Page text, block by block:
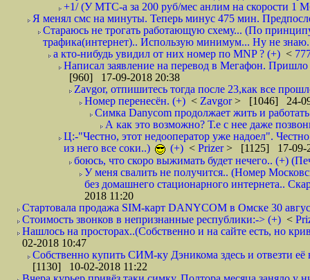
+1/ (У МТС-а за 200 руб/мес анлим на скорости 1
Я менял смс на минуты. Теперь минус 475 мин.
Стараюсь не трогать работающую схему... (По
трафика(интернет).. Использую минимум... Ну не
а кто-нибудь увидил от них номер по MNP ? (+) <
Написал заявление на перевод в Мегафон.
[960] 17-09-2018 20:38
Zavgor, отпишитесь тогда после 23,как все
Номер перенесён. (+) < Zavgor> [1046] 24-
Симка Danycom продолжает жить и
А как это возможно? Т.е с нее даже
Ц:-"Честно, этот недооператор уже надоел".
из него все соки..)
(+) < Prizer> [1125] 17-09-
боюсь, что скоро выжимать будет нечего.. (+)
У меня свалить не получится.. (Номер
без домашнего стационарного интернета..
2018 11:20
Стартовала продажа SIM-карт DANYCOM в Омске 30
Стоимость звонков в непризнанные республики:-> (+) <
Нашлось на просторах..(Собственно и на сайте есть, но
02-2018 10:47
Собственно купить СИМ-ку Дэникома здесь и отвезти
[1130] 10-02-2018 11:22